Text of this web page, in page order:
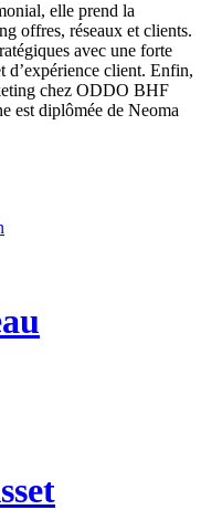
elle prend la
offres, réseaux et clients.
avec une forte
d’expérience client. Enfin,
chez ODDO BHF
est diplômée de Neoma